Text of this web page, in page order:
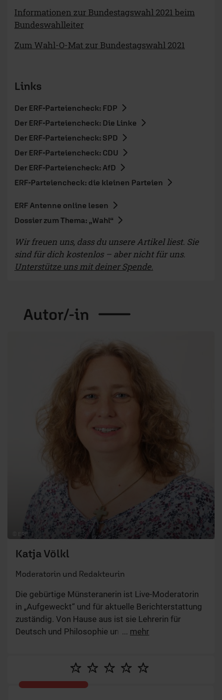
Informationen zur Bundestagswahl 2021 beim
Bundeswahlleiter
Zum Wahl-O-Mat zur Bundestagswahl 2021
Links
Der ERF-Parteiencheck: FDP
Der ERF-Parteiencheck: Die Linke
Der ERF-Parteiencheck: SPD
Der ERF-Parteiencheck: CDU
Der ERF-Parteiencheck: AfD
ERF-Parteiencheck: die kleinen Parteien
ERF Antenne online lesen
Dossier zum Thema: „Wahl“
Wir freuen uns, dass du unsere Artikel liest. Sie
sind für dich kostenlos – aber nicht für uns.
Unterstütze uns mit deiner Spende.
Autor/-in
© ERF
Katja Völkl
Moderatorin und Redakteurin
Die gebürtige Münsteranerin ist Live-Moderatorin
in „Aufgeweckt“ und für aktuelle Berichterstattung
zuständig. Von Hause aus ist sie Lehrerin für
Deutsch und Philosophie und Sprecherzieherin. Sie
... mehr